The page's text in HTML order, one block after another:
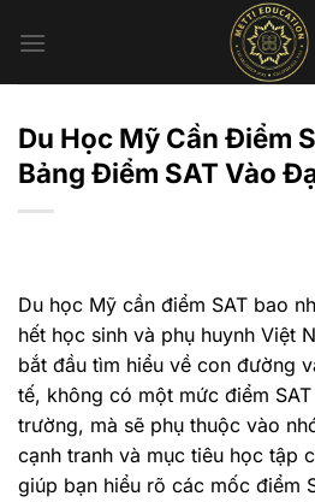
đến
Du Học Mỹ Cần Điểm
Bảng Điểm SAT Vào
Du học Mỹ cần điểm SAT bao
hết học sinh và phụ huynh Việt
bắt đầu tìm hiểu về con đường
tế, không có một mức điểm
trường, mà sẽ phụ thuộc vào
cạnh tranh và mục tiêu học tập
giúp bạn hiểu rõ các mốc điểm